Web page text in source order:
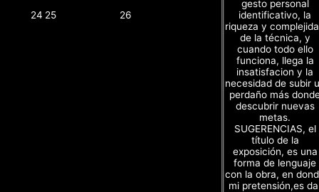
24 25 26
gesto personal
identificativo, la
riqueza y
de la técnica, y
cuando todo ello
funciona, llega la
insatisfacion y la
necesidad de subir
perdaño más
descubrir nuevas
metas.
SUGERENCIAS, el
título de la
exposición, es una
forma de lenguaje
con la obra, en
mi pretensión,es